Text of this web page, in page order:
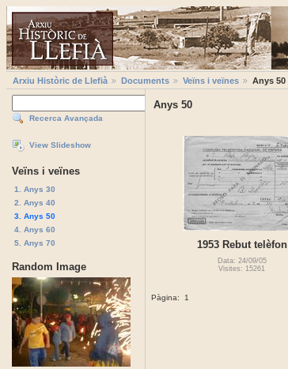
Arxiu Històric de Llefià Documents Veïns i veïnes Anys 50
Recerca Avançada
View Slideshow
Veïns i veïnes
1. Anys 30
2. Anys 40
3. Anys 50
4. Anys 60
5. Anys 70
Random Image
Anys 50
1953 Rebut telèfon
Data: 24/09/05
Visites: 15261
Pàgina: 1